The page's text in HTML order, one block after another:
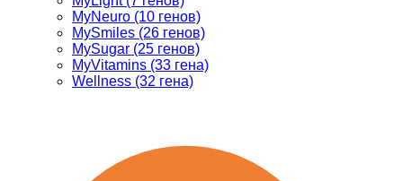
MyNeuro (10 генов)
MySmiles (26 генов)
MySugar (25 генов)
MyVitamins (33 гена)
Wellness (32 гена)